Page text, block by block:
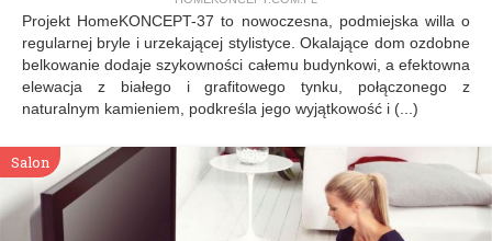
Projekt HomeKONCEPT-37 to nowoczesna, podmiejska willa o
regularnej bryle i urzekającej stylistyce. Okalające dom ozdobne
belkowanie dodaje szykowności całemu budynkowi, a efektowna
elewacja z białego i grafitowego tynku, połączonego z
naturalnym kamieniem, podkreśla jego wyjątkowość i (...)
Salon